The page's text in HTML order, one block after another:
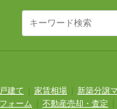
建て 家賃相場
新築分譲
ォーム 不動産売却・査定